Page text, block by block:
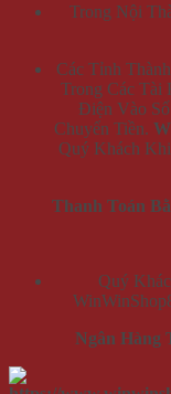
Trong Nội
Các Tỉnh
Trong Các Tài
Điện Vào
Chuyển Tiền.
Quý Khách
Thanh Toán
Quý
Ngân Hàng